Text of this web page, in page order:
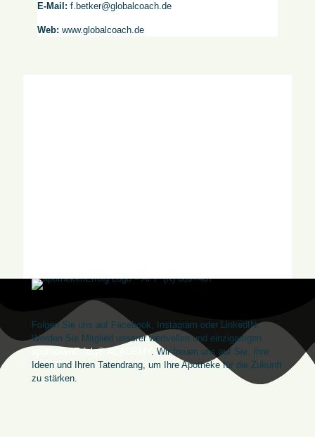
E-Mail: f.betker@globalcoach.de
Web: www.globalcoach.de
Folgen Sie uns auf Facebook, Instagram oder LinkedIN.
Werden Sie Mitglied unserer wertvollen und einzigartigen
apothekenErfolg® ACADEMY . Wir freuen uns auf Sie, Ihre
Ideen und Ihren Tatendrang, um Ihre Apotheke für die Zukunft
zu stärken.